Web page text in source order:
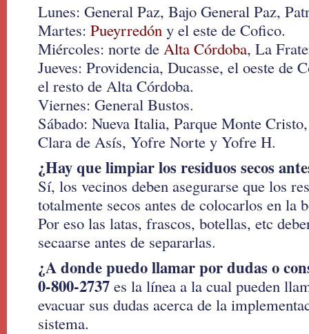
Lunes: General Paz, Bajo General Paz,
Martes: Pueyrredón y el este de Cofico.
Miércoles: norte de Alta Córdoba, La
Jueves: Providencia, Ducasse, el oeste de
el resto de Alta Córdoba.
Viernes: General Bustos.
Sábado: Nueva Italia, Parque Monte
Clara de Asís, Yofre Norte y Yofre H.
¿Hay que limpiar los residuos secos
Sí, los vecinos deben asegurarse que los
totalmente secos antes de colocarlos en la
Por eso las latas, frascos, botellas, etc
secaarse antes de separarlas.
¿A donde puedo llamar por dudas o
0-800-2737 es la línea a la cual pueden
evacuar sus dudas acerca de la
sistema.